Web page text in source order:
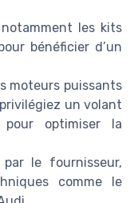
les kits
bénéficier d’un
moteurs puissants
un volant
optimiser la
le fournisseur,
comme le